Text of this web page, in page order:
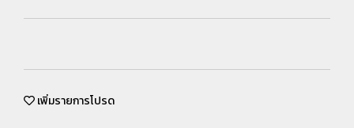
เพิ่มรายการโปรด